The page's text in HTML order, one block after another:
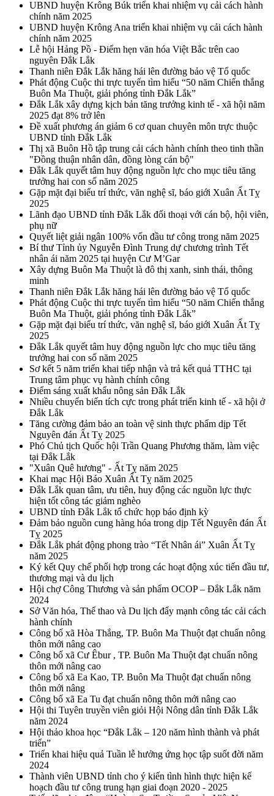
UBND huyện Krông Búk triển khai nhiệm vụ cải cách hành
chính năm 2025
UBND huyện Krông Ana triển khai nhiệm vụ cải cách hành
chính năm 2025
Lễ hội Hảng Pồ - Điểm hẹn văn hóa Việt Bắc trên cao
nguyên Đắk Lắk
Thanh niên Đắk Lắk hăng hái lên đường bảo vệ Tổ quốc
Phát động Cuộc thi trực tuyến tìm hiểu “50 năm Chiến thắng
Buôn Ma Thuột, giải phóng tỉnh Đắk Lắk”
Đắk Lắk xây dựng kịch bản tăng trưởng kinh tế - xã hội năm
2025 đạt 8% trở lên
Đề xuất phương án giảm 6 cơ quan chuyên môn trực thuộc
UBND tỉnh Đắk Lắk
Thị xã Buôn Hồ tập trung cải cách hành chính theo tinh thần
"Đồng thuận nhân dân, đồng lòng cán bộ"
Đắk Lắk quyết tâm huy động nguồn lực cho mục tiêu tăng
trưởng hai con số năm 2025
Gặp mặt đại biểu trí thức, văn nghệ sĩ, báo giới Xuân Ất Tỵ
2025
Lãnh đạo UBND tỉnh Đắk Lắk đối thoại với cán bộ, hội viên,
phụ nữ
Quyết liệt giải ngân 100% vốn đầu tư công trong năm 2025
Bí thư Tỉnh ủy Nguyễn Đình Trung dự chương trình Tết
nhân ái năm 2025 tại huyện Cư M’Gar
Xây dựng Buôn Ma Thuột là đô thị xanh, sinh thái, thông
minh
Thanh niên Đắk Lắk hăng hái lên đường bảo vệ Tổ quốc
Phát động Cuộc thi trực tuyến tìm hiểu “50 năm Chiến thắng
Buôn Ma Thuột, giải phóng tỉnh Đắk Lắk”
Gặp mặt đại biểu trí thức, văn nghệ sĩ, báo giới Xuân Ất Tỵ
2025
Đắk Lắk quyết tâm huy động nguồn lực cho mục tiêu tăng
trưởng hai con số năm 2025
Sơ kết 5 năm triển khai tiếp nhận và trả kết quả TTHC tại
Trung tâm phục vụ hành chính công
Điểm sáng xuất khẩu nông sản Đắk Lắk
Nhiều chuyển biến tích cực trong phát triển kinh tế - xã hội ở
Đắk Lắk
Tăng cường đảm bảo an toàn vệ sinh thực phẩm dịp Tết
Nguyên đán Ất Tỵ 2025
Phó Chủ tịch Quốc hội Trần Quang Phương thăm, làm việc
tại Đắk Lắk
"Xuân Quê hương" - Ất Tỵ năm 2025
Khai mạc Hội Báo Xuân Ất Tỵ năm 2025
Đắk Lắk quan tâm, ưu tiên, huy động các nguồn lực thực
hiện tốt công tác giảm nghèo
UBND tỉnh Đắk Lắk tổ chức họp báo định kỳ
Đảm bảo nguồn cung hàng hóa trong dịp Tết Nguyên đán Ất
Tỵ 2025
Đắk Lắk phát động phong trào “Tết Nhân ái” Xuân Ất Tỵ
năm 2025
Ký kết Quy chế phối hợp trong các hoạt động xúc tiến đầu tư,
thương mại và du lịch
Hội chợ Công Thương và sản phẩm OCOP – Đắk Lắk năm
2024
Sở Văn hóa, Thể thao và Du lịch đẩy mạnh công tác cải cách
hành chính
Công bố xã Hòa Thắng, TP. Buôn Ma Thuột đạt chuẩn nông
thôn mới nâng cao
Công bố xã Cư Êbur , TP. Buôn Ma Thuột đạt chuẩn nông
thôn mới nâng cao
Công bố xã Ea Kao, TP. Buôn Ma Thuột đạt chuẩn nông
thôn mới nâng
Công bố xã Ea Tu đạt chuẩn nông thôn mới nâng cao
Hội thi Tuyên truyền viên giỏi Hội Nông dân tỉnh Đắk Lắk
năm 2024
Hội thảo khoa học “Đắk Lắk – 120 năm hình thành và phát
triển”
Triển khai hiệu quả Tuần lễ hưởng ứng học tập suốt đời năm
2024
Thành viên UBND tỉnh cho ý kiến tình hình thực hiện kế
hoạch đầu tư công trung hạn giai đoạn 2020 - 2025